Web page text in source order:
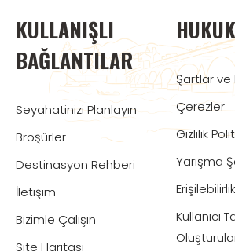
KULLANIŞLI
BAĞLANTILAR
Seyahatinizi Planlayın
Broşürler
Destinasyon Rehberi
İletişim
Bizimle Çalışın
Site Haritası
Şartlar ve
Çerezler
Gizlilik
Yarışma
Kullanıcı